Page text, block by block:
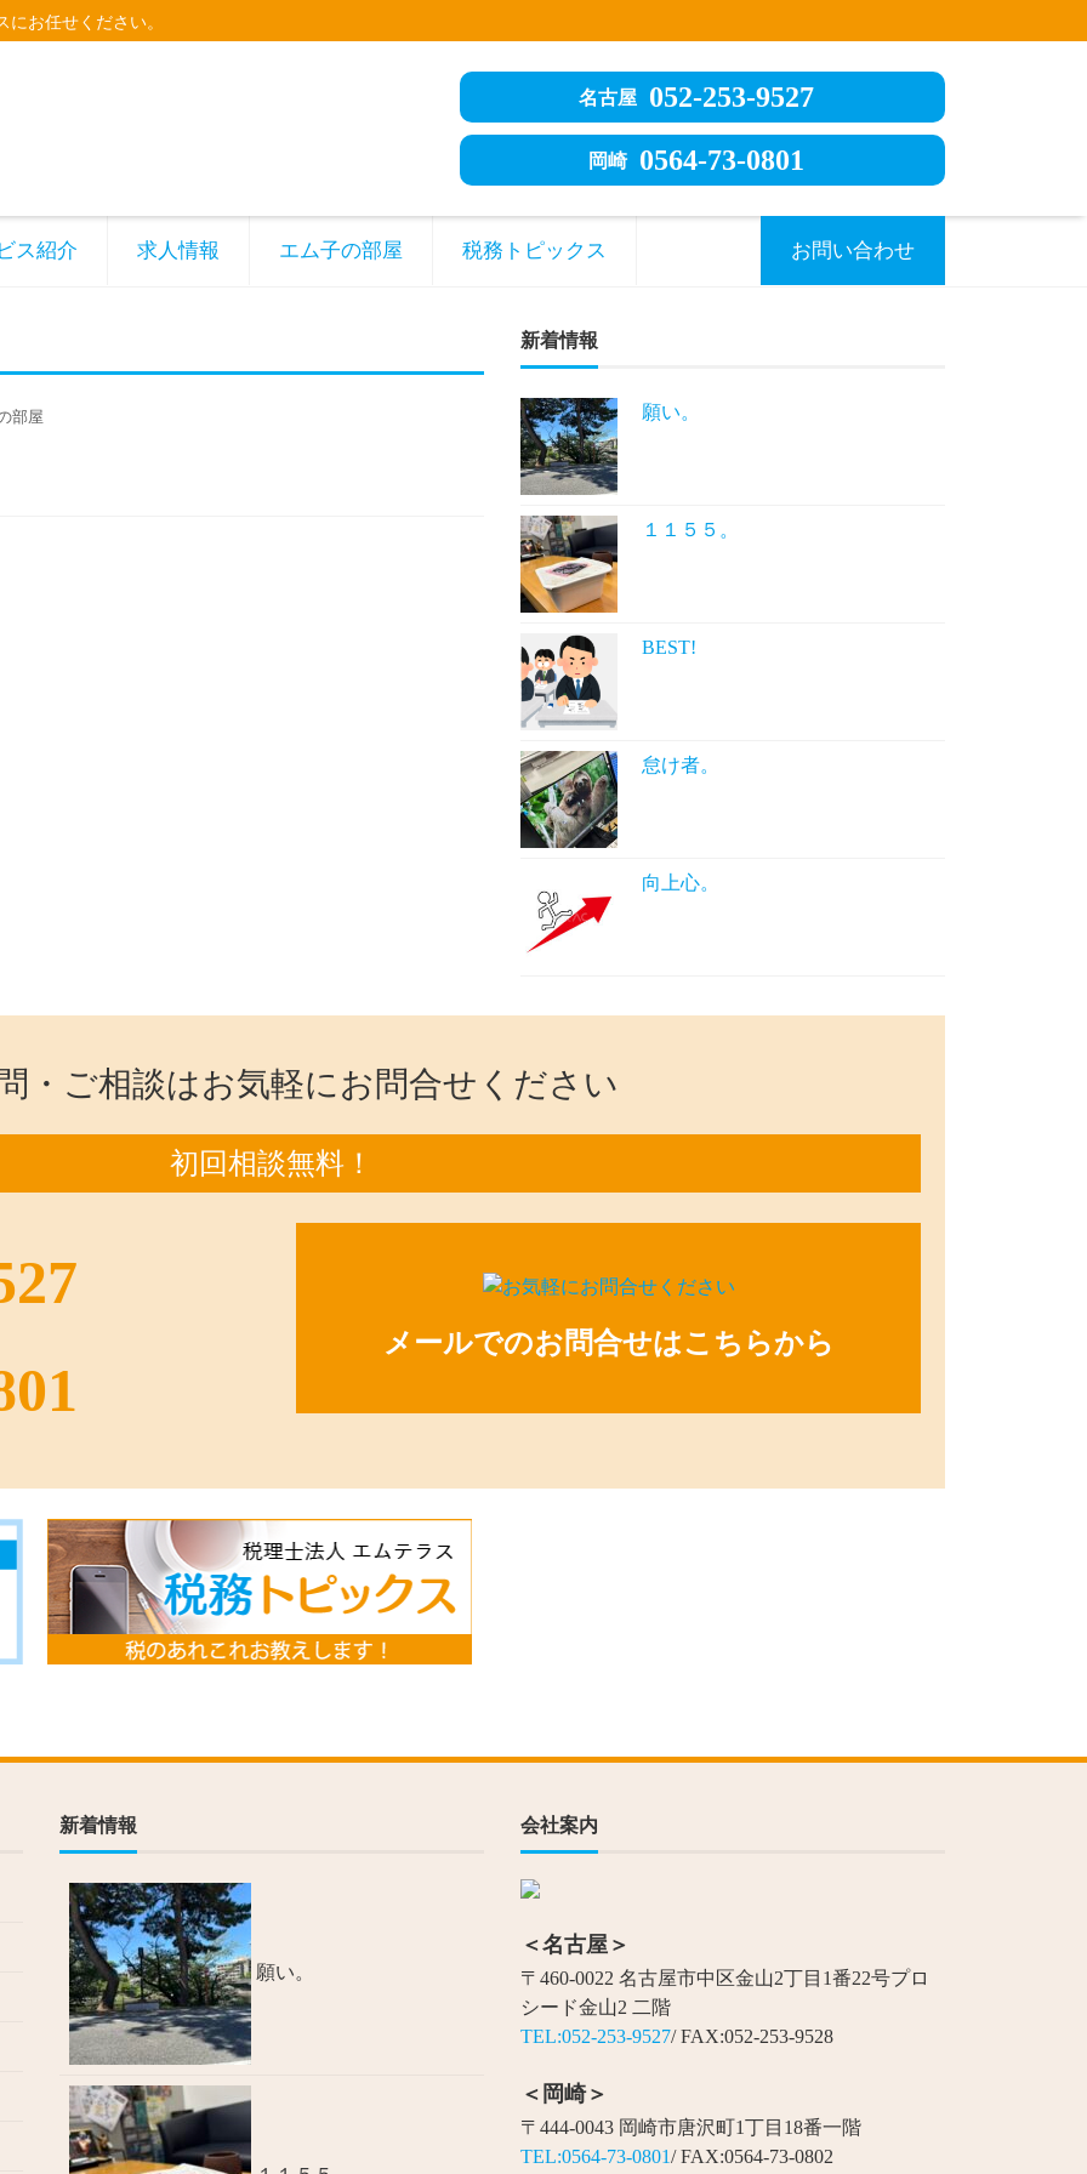
お任せください。
名古屋 052-253-9527
岡崎 0564-73-0801
ス紹介 求人情報 エム子の部屋 税務トピックス お問い合わせ
部屋
新着情報
願い。
１１５５。
BEST!
怠け者。
向上心。
・ご相談はお気軽にお問合せください
初回相談無料！
メールでのお問合せはこちらから
新着情報
願い。
会社案内
＜名古屋＞
〒460-0022 名古屋市中区金山2丁目1番22号プロ
シード金山2 二階
TEL:052-253-9527/ FAX:052-253-9528
＜岡崎＞
〒444-0043 岡崎市唐沢町1丁目18番一階
TEL:0564-73-0801/ FAX:0564-73-0802